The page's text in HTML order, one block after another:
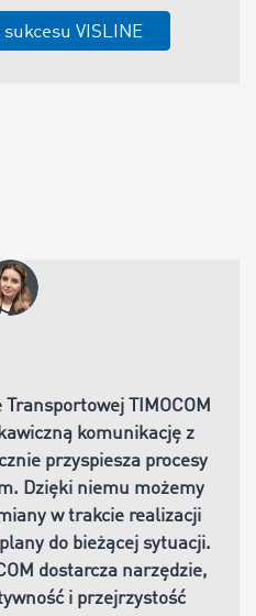
VISLINE
Transportowej TIMOCOM
komunikację z
przyspiesza procesy
Dzięki niemu możemy
w trakcie realizacji
do bieżącej sytuacji.
dostarcza narzędzie,
i przejrzystość